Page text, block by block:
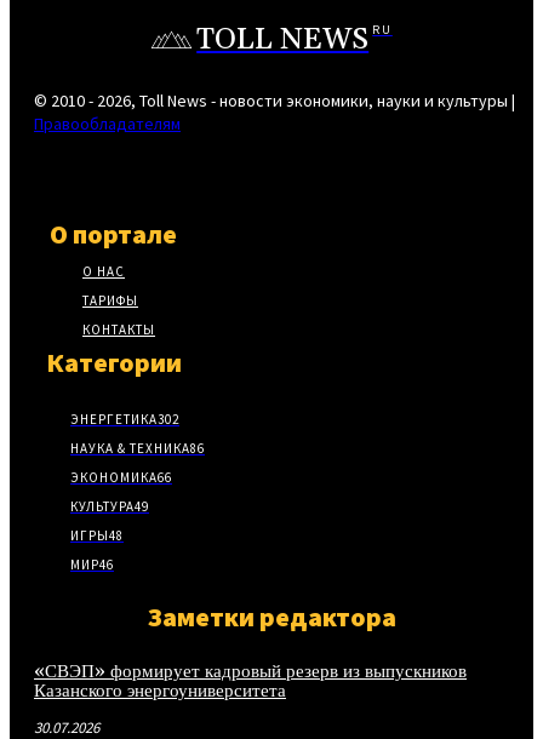
TOLL NEWS RU
© 2010 - 2026, Toll News - новости экономики, науки и культуры |
Правообладателям
О портале
О НАС
ТАРИФЫ
КОНТАКТЫ
Категории
ЭНЕРГЕТИКА302
НАУКА & ТЕХНИКА86
ЭКОНОМИКА66
КУЛЬТУРА49
ИГРЫ48
МИР46
Заметки редактора
«СВЭП» формирует кадровый резерв из выпускников
Казанского энергоуниверситета
30.07.2026